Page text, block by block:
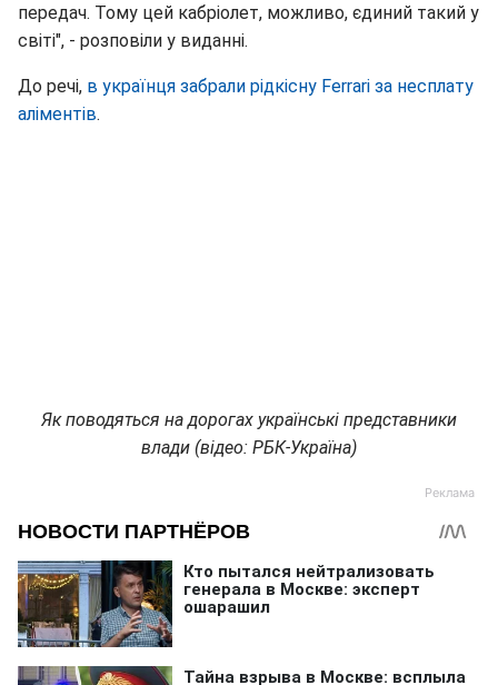
передач. Тому цей кабріолет, можливо, єдиний такий у
світі", - розповіли у виданні.
До речі, в українця забрали рідкісну Ferrari за несплату
аліментів.
Як поводяться на дорогах українські представники
влади (відео: РБК-Україна)